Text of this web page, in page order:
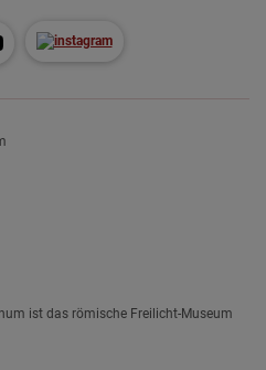
ist das römische Freilicht-Museum